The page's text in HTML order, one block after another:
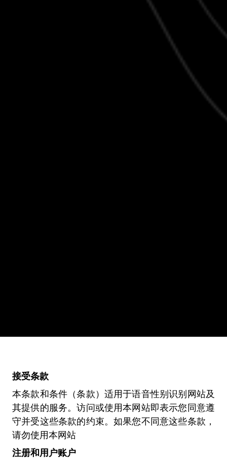
接受条款
本条款和条件（条款）适用于语音性别识别网站及
其提供的服务。访问或使用本网站即表示您同意遵
守并受这些条款的约束。如果您不同意这些条款，
请勿使用本网站
注册和用户账户